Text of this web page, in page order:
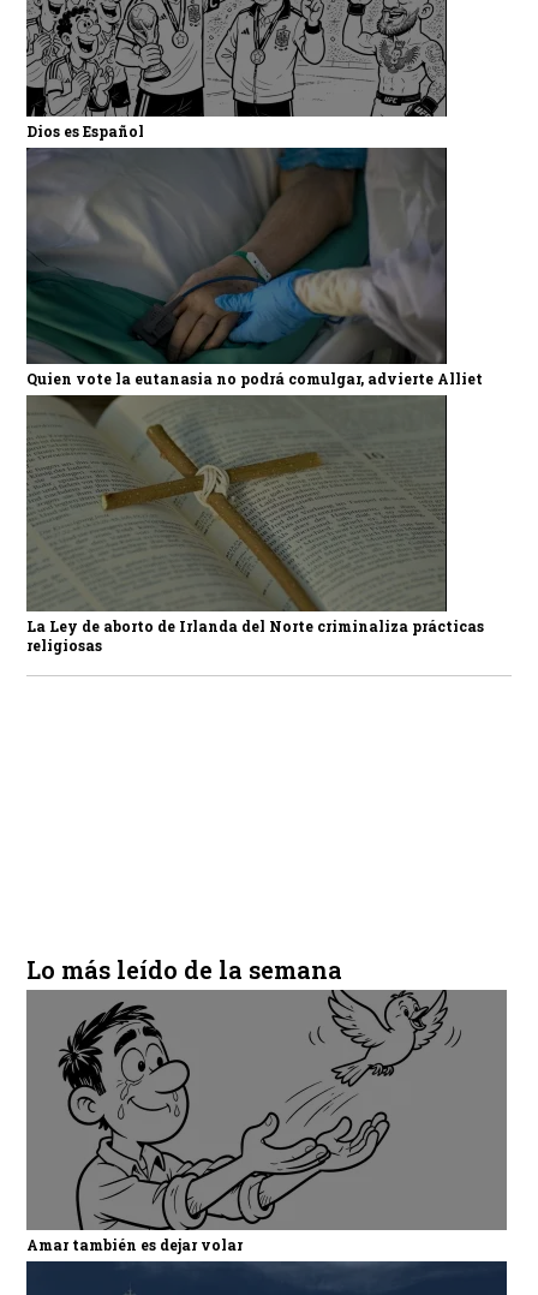
Dios es Español
Quien vote la eutanasia no podrá comulgar, advierte Alliet
La Ley de aborto de Irlanda del Norte criminaliza prácticas
religiosas
Lo más leído de la semana
Amar también es dejar volar